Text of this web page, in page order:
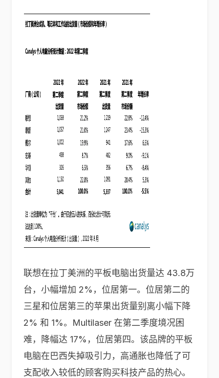
联想在拉丁美洲的平板电脑出货量达 43.8万
台，小幅增加 2%，位居第一。位居第二的
三星和位居第三的苹果出货量别离小幅下降
2% 和 1%。Multilaser 在第二季度境况困
难，降幅达 17%，位居第四。该品牌的平板
电脑在巴西失掉吸引力，高通胀也降低了可
支配收入较低的顾客购买科技产品的热心。